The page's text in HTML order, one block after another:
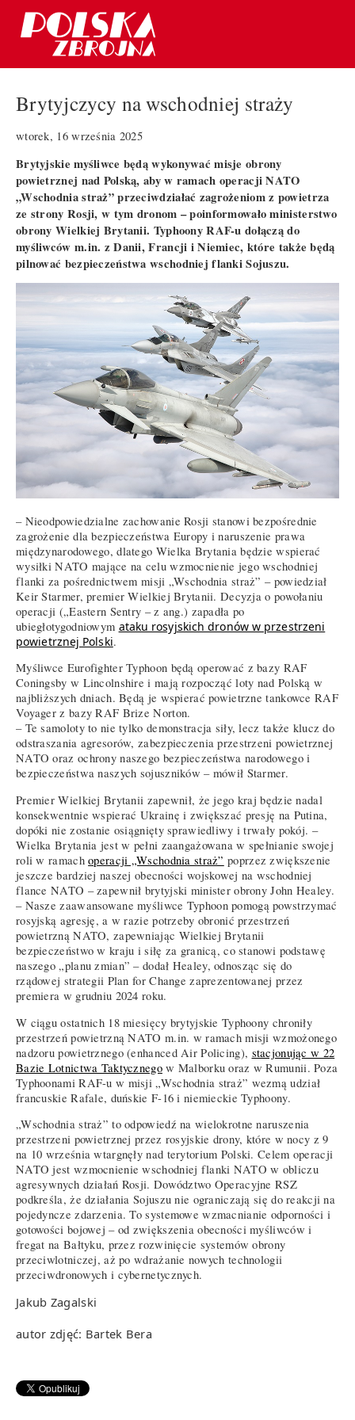
Brytyjczycy na wschodniej straży
wtorek, 16 września 2025
Brytyjskie myśliwce będą wykonywać misje obrony
powietrznej nad Polską, aby w ramach operacji NATO
„Wschodnia straż” przeciwdziałać zagrożeniom z powietrza
ze strony Rosji, w tym dronom – poinformowało ministerstwo
obrony Wielkiej Brytanii. Typhoony RAF-u dołączą do
myśliwców m.in. z Danii, Francji i Niemiec, które także będą
pilnować bezpieczeństwa wschodniej flanki Sojuszu.
– Nieodpowiedzialne zachowanie Rosji stanowi bezpośrednie
zagrożenie dla bezpieczeństwa Europy i naruszenie prawa
międzynarodowego, dlatego Wielka Brytania będzie wspierać
wysiłki NATO mające na celu wzmocnienie jego wschodniej
flanki za pośrednictwem misji „Wschodnia straż” – powiedział
Keir Starmer, premier Wielkiej Brytanii. Decyzja o powołaniu
operacji („Eastern Sentry – z ang.) zapadła po
ubiegłotygodniowym ataku rosyjskich dronów w przestrzeni
powietrznej Polski.
Myśliwce Eurofighter Typhoon będą operować z bazy RAF
Coningsby w Lincolnshire i mają rozpocząć loty nad Polską w
najbliższych dniach. Będą je wspierać powietrzne tankowce RAF
Voyager z bazy RAF Brize Norton.
– Te samoloty to nie tylko demonstracja siły, lecz także klucz do
odstraszania agresorów, zabezpieczenia przestrzeni powietrznej
NATO oraz ochrony naszego bezpieczeństwa narodowego i
bezpieczeństwa naszych sojuszników – mówił Starmer.
Premier Wielkiej Brytanii zapewnił, że jego kraj będzie nadal
konsekwentnie wspierać Ukrainę i zwiększać presję na Putina,
dopóki nie zostanie osiągnięty sprawiedliwy i trwały pokój. –
Wielka Brytania jest w pełni zaangażowana w spełnianie swojej
roli w ramachoperacji „Wschodnia straż” poprzez zwiększenie
jeszcze bardziej naszej obecności wojskowej na wschodniej
flance NATO – zapewnił brytyjski minister obrony John Healey.
– Nasze zaawansowane myśliwce Typhoon pomogą powstrzymać
rosyjską agresję, a w razie potrzeby obronić przestrzeń
powietrzną NATO, zapewniając Wielkiej Brytanii
bezpieczeństwo w kraju i siłę za granicą, co stanowi podstawę
naszego „planu zmian” – dodał Healey, odnosząc się do
rządowej strategii Plan for Change zaprezentowanej przez
premiera w grudniu 2024 roku.
W ciągu ostatnich 18 miesięcy brytyjskie Typhoony chroniły
przestrzeń powietrzną NATO m.in. w ramach misji wzmożonego
nadzoru powietrznego (enhanced Air Policing), stacjonując w 22
Bazie Lotnictwa Taktycznegow Malborku oraz w Rumunii. Poza
Typhoonami RAF-u w misji „Wschodnia straż” wezmą udział
francuskie Rafale, duńskie F-16 i niemieckie Typhoony.
„Wschodnia straż” to odpowiedź na wielokrotne naruszenia
przestrzeni powietrznej przez rosyjskie drony, które w nocy z 9
na 10 września wtargnęły nad terytorium Polski. Celem operacji
NATO jest wzmocnienie wschodniej flanki NATO w obliczu
agresywnych działań Rosji. Dowództwo Operacyjne RSZ
podkreśla, że działania Sojuszu nie ograniczają się do reakcji na
pojedyncze zdarzenia. To systemowe wzmacnianie odporności i
gotowości bojowej – od zwiększenia obecności myśliwców i
fregat na Bałtyku, przez rozwinięcie systemów obrony
przeciwlotniczej, aż po wdrażanie nowych technologii
przeciwdronowych i cybernetycznych.
Jakub Zagalski
autor zdjęć: Bartek Bera